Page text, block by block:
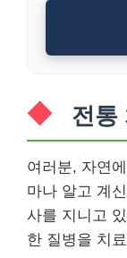
전통
여러분, 자연
마나 알고 계
사를 지니고
한 질병을 치